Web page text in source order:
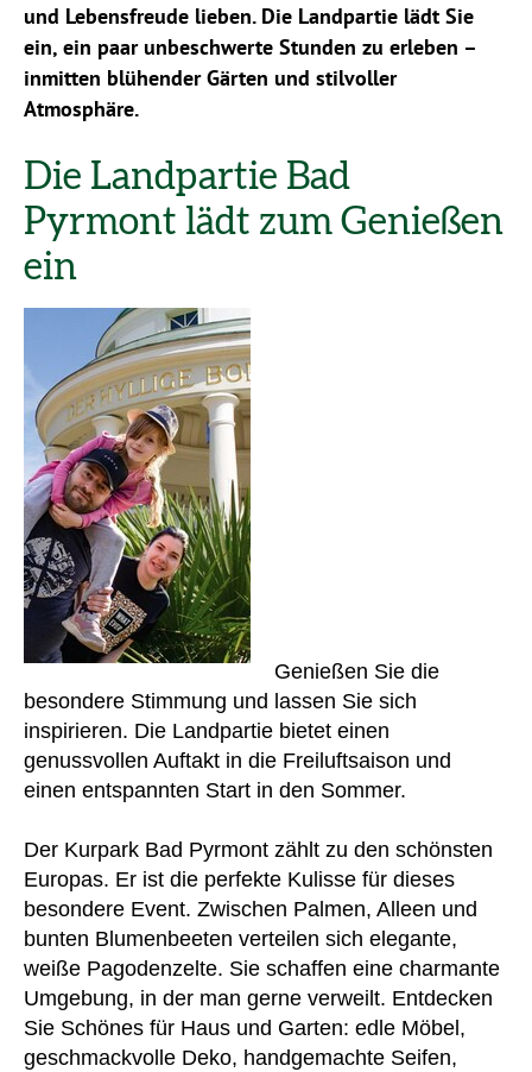
und Lebensfreude lieben. Die Landpartie lädt Sie
ein, ein paar unbeschwerte Stunden zu erleben –
inmitten blühender Gärten und stilvoller
Atmosphäre.
Die Landpartie Bad
Pyrmont lädt zum Genießen
ein
Genießen Sie die
besondere Stimmung und lassen Sie sich
inspirieren. Die Landpartie bietet einen
genussvollen Auftakt in die Freiluftsaison und
einen entspannten Start in den Sommer.
Der Kurpark Bad Pyrmont zählt zu den schönsten
Europas. Er ist die perfekte Kulisse für dieses
besondere Event. Zwischen Palmen, Alleen und
bunten Blumenbeeten verteilen sich elegante,
weiße Pagodenzelte. Sie schaffen eine charmante
Umgebung, in der man gerne verweilt. Entdecken
Sie Schönes für Haus und Garten: edle Möbel,
geschmackvolle Deko, handgemachte Seifen,